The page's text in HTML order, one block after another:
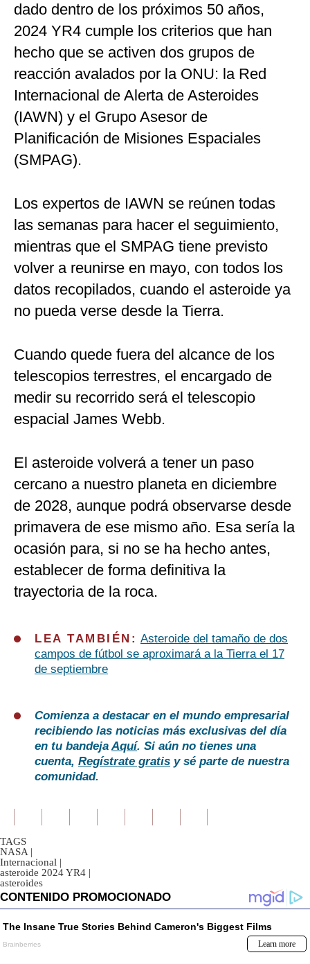
dado dentro de los próximos 50 años,
2024 YR4 cumple los criterios que han
hecho que se activen dos grupos de
reacción avalados por la ONU: la Red
Internacional de Alerta de Asteroides
(IAWN) y el Grupo Asesor de
Planificación de Misiones Espaciales
(SMPAG).
Los expertos de IAWN se reúnen todas
las semanas para hacer el seguimiento,
mientras que el SMPAG tiene previsto
volver a reunirse en mayo, con todos los
datos recopilados, cuando el asteroide ya
no pueda verse desde la Tierra.
Cuando quede fuera del alcance de los
telescopios terrestres, el encargado de
medir su recorrido será el telescopio
espacial James Webb.
El asteroide volverá a tener un paso
cercano a nuestro planeta en diciembre
de 2028, aunque podrá observarse desde
primavera de ese mismo año. Esa sería la
ocasión para, si no se ha hecho antes,
establecer de forma definitiva la
trayectoria de la roca.
LEA TAMBIÉN: Asteroide del tamaño de dos
campos de fútbol se aproximará a la Tierra el 17
de septiembre
Comienza a destacar en el mundo empresarial
recibiendo las noticias más exclusivas del día
en tu bandejaAquí. Si aún no tienes una
cuenta, Regístrate gratis y sé parte de nuestra
comunidad.
TAGS
NASA |
Internacional |
asteroide 2024 YR4 |
asteroides